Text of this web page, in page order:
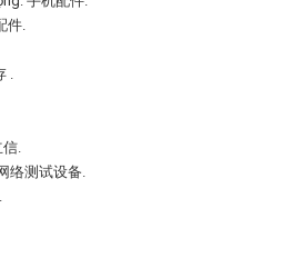
件.
.
.
络测试设备.